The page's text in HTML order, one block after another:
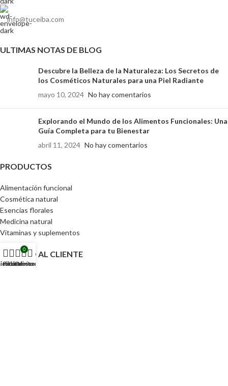
info@tuceiba.com
ULTIMAS NOTAS DE BLOG
Descubre la Belleza de la Naturaleza: Los Secretos de
los Cosméticos Naturales para una Piel Radiante
mayo 10, 2024 No hay comentarios
Explorando el Mundo de los Alimentos Funcionales: Una
Guía Completa para tu Bienestar
abril 11, 2024 No hay comentarios
PRODUCTOS
Alimentación funcional
Cosmética natural
Esencias florales
Medicina natural
Vitaminas y suplementos
SERVICIO AL CLIENTE
Filtros
de deseos
0
Carrito
Mi cuenta